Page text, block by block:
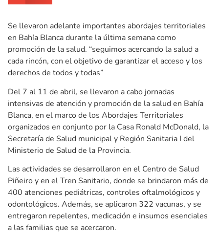
Se llevaron adelante importantes abordajes territoriales
en Bahía Blanca durante la última semana como
promoción de la salud. “seguimos acercando la salud a
cada rincón, con el objetivo de garantizar el acceso y los
derechos de todos y todas”
Del 7 al 11 de abril, se llevaron a cabo jornadas
intensivas de atención y promoción de la salud en Bahía
Blanca, en el marco de los Abordajes Territoriales
organizados en conjunto por la Casa Ronald McDonald, la
Secretaría de Salud municipal y Región Sanitaria I del
Ministerio de Salud de la Provincia.
Las actividades se desarrollaron en el Centro de Salud
Piñeiro y en el Tren Sanitario, donde se brindaron más de
400 atenciones pediátricas, controles oftalmológicos y
odontológicos. Además, se aplicaron 322 vacunas, y se
entregaron repelentes, medicación e insumos esenciales
a las familias que se acercaron.